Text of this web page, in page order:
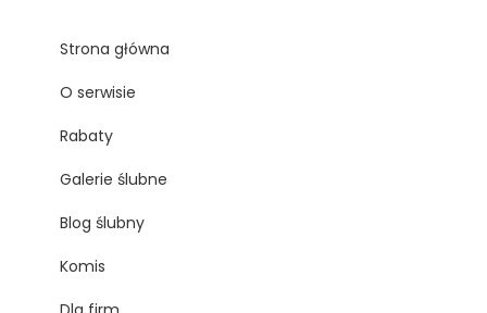
Strona główna
O serwisie
Rabaty
Galerie ślubne
Blog ślubny
Komis